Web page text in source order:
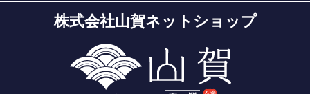
株式会社山賀ネットショップ